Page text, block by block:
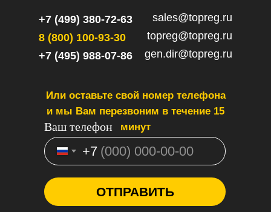
+7 (499) 380-72-63
8 (800) 100-93-30
+7 (495) 988-07-86
sales@topreg.ru
topreg@topreg.ru
gen.dir@topreg.ru
Ваш телефон
+7
ОТПРАВИТЬ
Или оставьте свой номер телефона
и мы Вам перезвоним в течение 15
минут